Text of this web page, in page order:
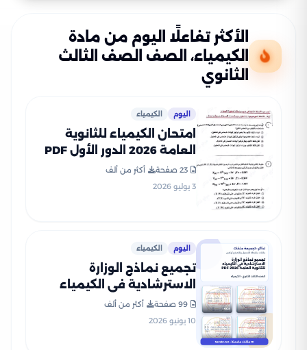
الأكثر تفاعلًا اليوم من مادة
الكيمياء، الصف الصف الثالث
الثانوي
اليوم الكيمياء
امتحان الكيمياء للثانوية
العامة 2026 الدور الأول PDF
لطلاب الصف الثالث الثانوي
23 صفحة
أكثر من ألف
3 يوليو 2026
اليوم الكيمياء
تجميع نماذج الوزارة
الاسترشادية في الكيمياء
للثانوية العامة 2026 PDF
99 صفحة
أكثر من ألف
10 يونيو 2026